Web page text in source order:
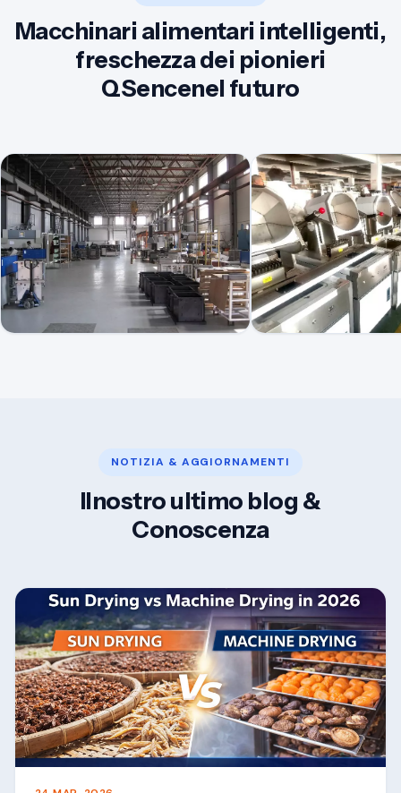
Macchinari alimentari intelligenti,
freschezza dei pionieri
QSencenel futuro
NOTIZIA & AGGIORNAMENTI
Ilnostro ultimo blog &
Conoscenza